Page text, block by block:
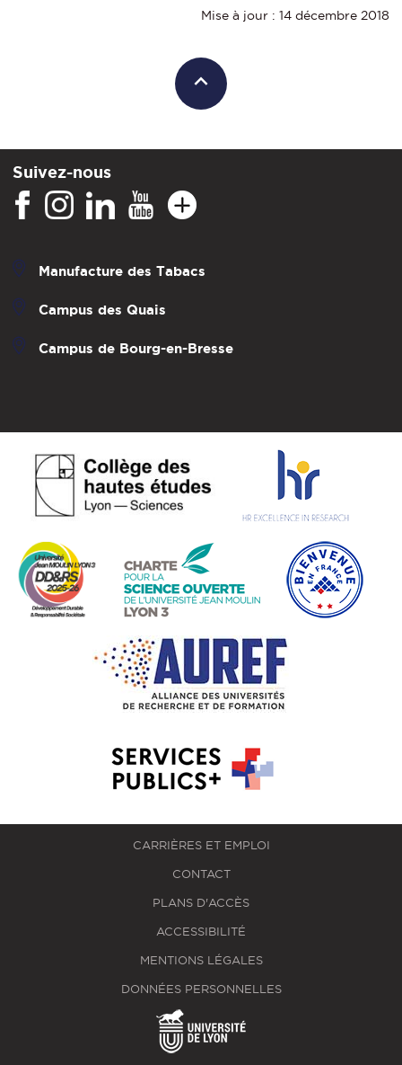
Mise à jour : 14 décembre 2018
Suivez-nous
Manufacture des Tabacs
Campus des Quais
Campus de Bourg-en-Bresse
CARRIÈRES ET EMPLOI
CONTACT
PLANS D'ACCÈS
ACCESSIBILITÉ
MENTIONS LÉGALES
DONNÉES PERSONNELLES